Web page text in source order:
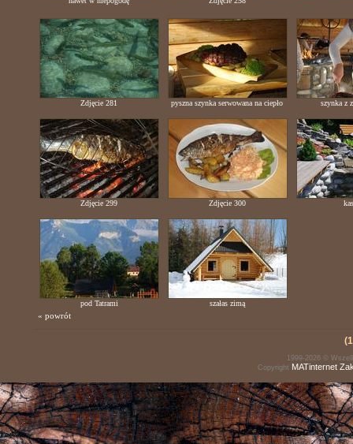
Zdjęcie 281 pyszna szynka serwowana na ciepło szynka z
Zdjęcie 299 Zdjęcie 300
pod Tatrami szałas zimą
« powrót
1999-2026 ©
Copyright MATinternet